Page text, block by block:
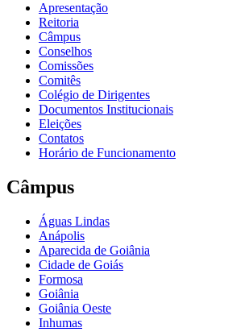
Apresentação
Reitoria
Câmpus
Conselhos
Comissões
Comitês
Colégio de Dirigentes
Documentos Institucionais
Eleições
Contatos
Horário de Funcionamento
Câmpus
Águas Lindas
Anápolis
Aparecida de Goiânia
Cidade de Goiás
Formosa
Goiânia
Goiânia Oeste
Inhumas